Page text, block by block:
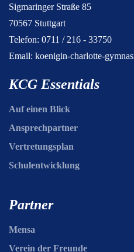
Sigmaringer Straße 85
70567 Stuttgart
Telefon: 0711 / 216 - 33750
Email: koenigin-charlotte-
KCG Essentials
Auf einen Blick
Ansprechpartner
Vertretungsplan
Schulentwicklung
Partner
Mensa
Verein der Freunde